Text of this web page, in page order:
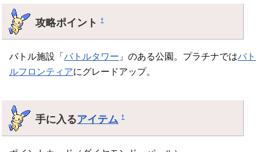
攻略ポイント†
バトル施設「バトルタワー 」のある公園。プラチナではバト
ルフロンティアにグレードアップ。
手に入るアイテム †